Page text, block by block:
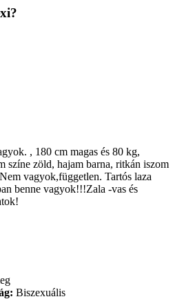
, 180 cm magas és 80 kg,
színe zöld, hajam barna, ritkán iszom
vagyok,független. Tartós laza
benne vagyok!!!Zala -vas és
Biszexuális